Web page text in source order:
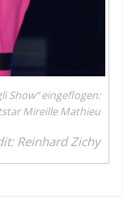
Show“ eingeflogen:
Mireille Mathieu
Reinhard Zichy